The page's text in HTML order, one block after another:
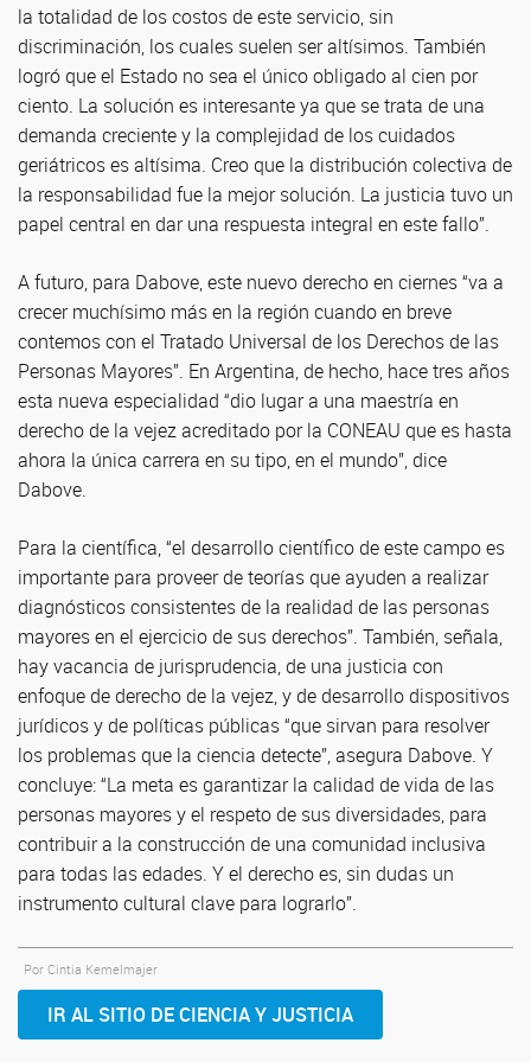
la totalidad de los costos de este servicio, sin
discriminación, los cuales suelen ser altísimos. También
logró que el Estado no sea el único obligado al cien por
ciento. La solución es interesante ya que se trata de una
demanda creciente y la complejidad de los cuidados
geriátricos es altísima. Creo que la distribución colectiva de
la responsabilidad fue la mejor solución. La justicia tuvo un
papel central en dar una respuesta integral en este fallo”.
A futuro, para Dabove, este nuevo derecho en ciernes “va a
crecer muchísimo más en la región cuando en breve
contemos con el Tratado Universal de los Derechos de las
Personas Mayores”. En Argentina, de hecho, hace tres años
esta nueva especialidad “dio lugar a una maestría en
derecho de la vejez acreditado por la CONEAU que es hasta
ahora la única carrera en su tipo, en el mundo”, dice
Dabove.
Para la científica, “el desarrollo científico de este campo es
importante para proveer de teorías que ayuden a realizar
diagnósticos consistentes de la realidad de las personas
mayores en el ejercicio de sus derechos”. También, señala,
hay vacancia de jurisprudencia, de una justicia con
enfoque de derecho de la vejez, y de desarrollo dispositivos
jurídicos y de políticas públicas “que sirvan para resolver
los problemas que la ciencia detecte”, asegura Dabove. Y
concluye: “La meta es garantizar la calidad de vida de las
personas mayores y el respeto de sus diversidades, para
contribuir a la construcción de una comunidad inclusiva
para todas las edades. Y el derecho es, sin dudas un
instrumento cultural clave para lograrlo”.
Por Cintia Kemelmajer
IR AL SITIO DE CIENCIA Y JUSTICIA